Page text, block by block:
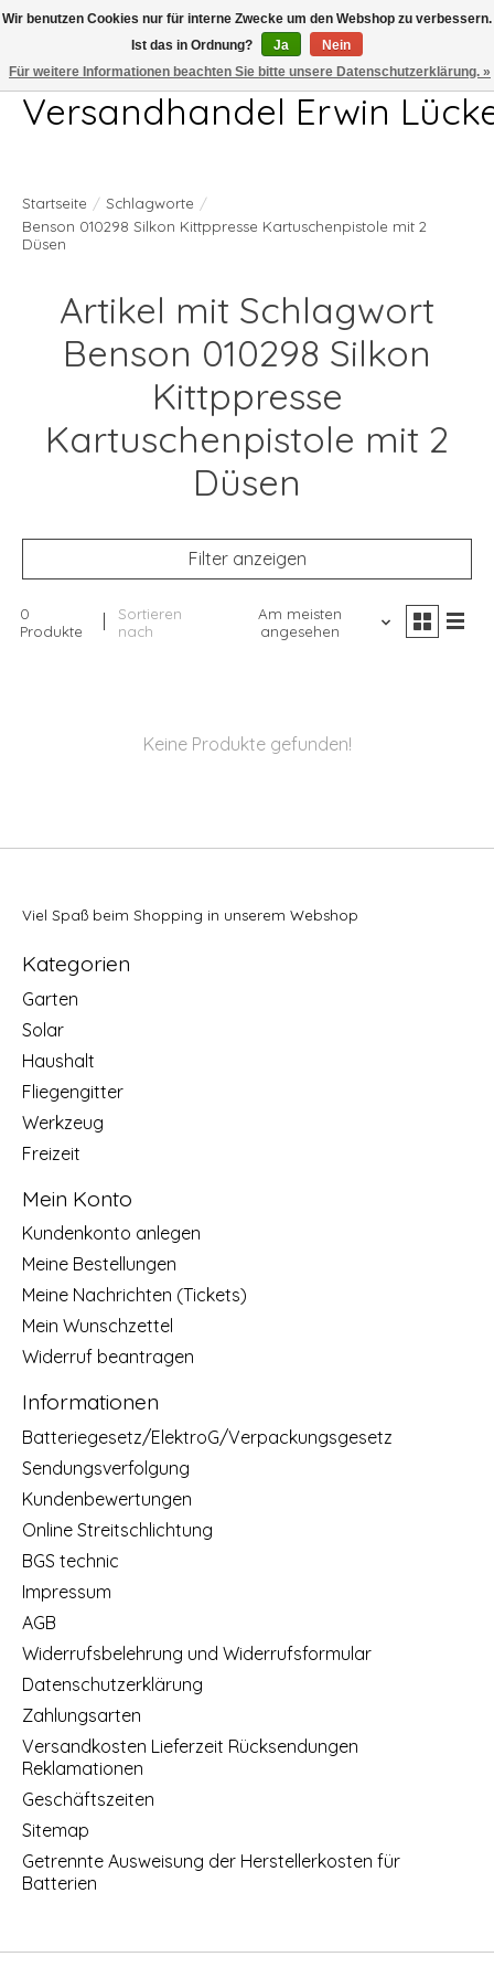
Telefon 04407 715872 MO-DO 7.00-17.00Uhr FR 7.00-13.00Uhr
Versandhandel Erwin
Startseite / Schlagworte /
Benson 010298 Silkon Kittppresse Kartuschenpistole mit 2
Düsen
Artikel mit Schlagwort
Benson 010298 Silkon
Kittppresse
Kartuschenpistole mit 2
Düsen
Filter anzeigen
0
Produkte
Sortieren
nach
Am meisten
angesehen
Keine Produkte gefunden!
Viel Spaß beim Shopping in unserem Webshop
Kategorien
Garten
Solar
Haushalt
Fliegengitter
Werkzeug
Freizeit
Mein Konto
Kundenkonto anlegen
Meine Bestellungen
Meine Nachrichten (Tickets)
Mein Wunschzettel
Widerruf beantragen
Informationen
Batteriegesetz/ElektroG/Verpackungsgesetz
Sendungsverfolgung
Kundenbewertungen
Online Streitschlichtung
BGS technic
Impressum
AGB
Widerrufsbelehrung und Widerrufsformular
Datenschutzerklärung
Zahlungsarten
Versandkosten Lieferzeit Rücksendungen
Reklamationen
Geschäftszeiten
Sitemap
Getrennte Ausweisung der Herstellerkosten für
Batterien
Wir benutzen Cookies nur für interne Zwecke um den Webshop zu verbessern.
Ist das in Ordnung?
Ja
Nein
Für weitere Informationen beachten Sie bitte unsere Datenschutzerklärung. »